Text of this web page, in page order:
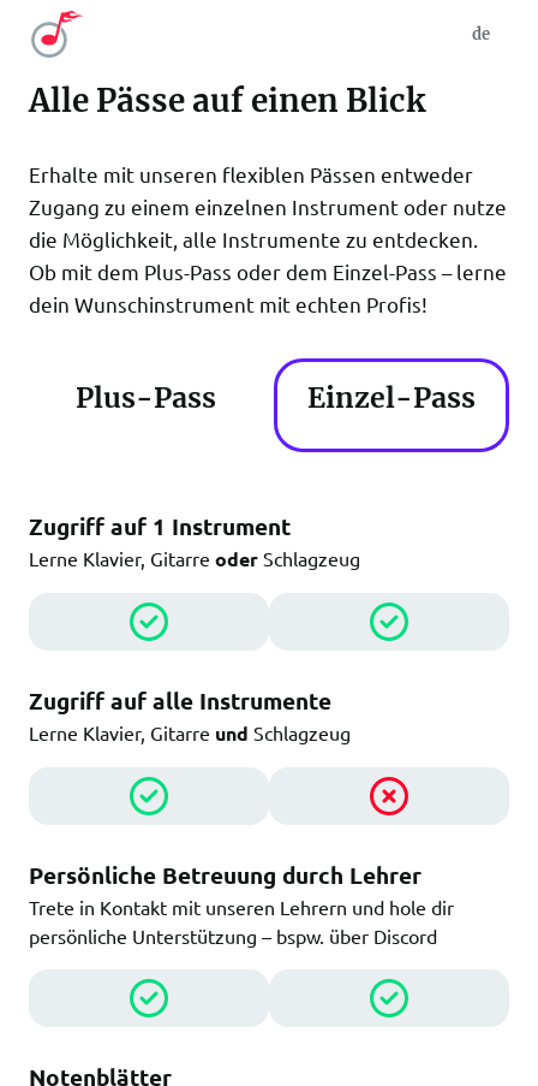
de
Alle Pässe auf einen Blick
Erhalte mit unseren flexiblen Pässen entweder
Zugang zu einem einzelnen Instrument oder nutze
die Möglichkeit, alle Instrumente zu entdecken.
Ob mit dem Plus-Pass oder dem Einzel-Pass – lerne
dein Wunschinstrument mit echten Profis!
Plus-Pass Einzel-Pass
Zugriff auf 1 Instrument
Lerne Klavier, Gitarre oder Schlagzeug
Zugriff auf alle Instrumente
Lerne Klavier, Gitarre und Schlagzeug
Persönliche Betreuung durch Lehrer
Trete in Kontakt mit unseren Lehrern und hole dir
persönliche Unterstützung – bspw. über Discord
Notenblätter